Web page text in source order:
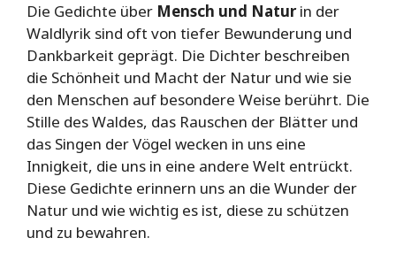
Die Gedichte über Mensch und Naturin der
Waldlyrik sind oft von tiefer Bewunderung und
Dankbarkeit geprägt. Die Dichter beschreiben
die Schönheit und Macht der Natur und wie sie
den Menschen auf besondere Weise berührt. Die
Stille des Waldes, das Rauschen der Blätter und
das Singen der Vögel wecken in uns eine
Innigkeit, die uns in eine andere Welt entrückt.
Diese Gedichte erinnern uns an die Wunder der
Natur und wie wichtig es ist, diese zu schützen
und zu bewahren.